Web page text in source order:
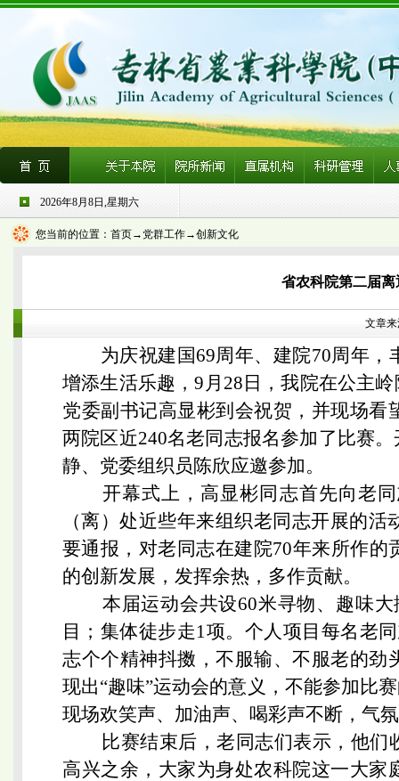
2026年8月8日,星期六
您当前的位置： 首页→党群工作→创新文化
省农科院第二届
文章
为庆祝建国69周年、建院70周年
增添生活乐趣，9月28日，我院在公主
党委副书记高显彬到会祝贺，并现场
两院区近240名老同志报名参加了比赛
静、党委组织员陈欣应邀参加。
开幕式上，高显彬同志首先向老同
（离）处近些年来组织老同志开展的
要通报，对老同志在建院70年来所作
的创新发展，发挥余热，多作贡献。
本届运动会共设60米寻物、趣味大
目；集体徒步走1项。个人项目每名老
志个个精神抖擞，不服输、不服老的
现出“趣味”运动会的意义，不能参加比
现场欢笑声、加油声、喝彩声不断，气
比赛结束后，老同志们表示，他们
高兴之余，大家为身处农科院这一大